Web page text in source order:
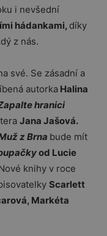
i nevšední
hádankami, díky
z nás.
své. Se zásadní a
autorka Halina
hranici
Jana Jašová.
z Brna bude mít
od Lucie
knihy v roce
Scarlett
Markéta